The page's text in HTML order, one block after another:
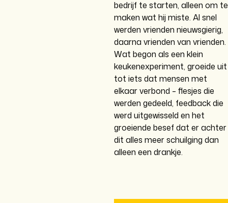
bedrijf te starten, alleen om te
maken wat hij miste. Al snel
werden vrienden nieuwsgierig,
daarna vrienden van vrienden.
Wat begon als een klein
keukenexperiment, groeide uit
tot iets dat mensen met
elkaar verbond – flesjes die
werden gedeeld, feedback die
werd uitgewisseld en het
groeiende besef dat er achter
dit alles meer schuilging dan
alleen een drankje.